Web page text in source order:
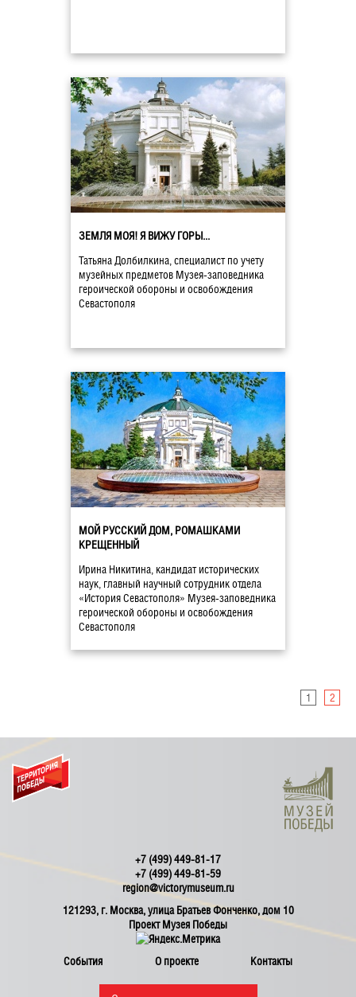
ЗЕМЛЯ МОЯ! Я ВИЖУ ГОРЫ...
Татьяна Долбилкина, специалист по учету
музейных предметов Музея-заповедника
героической обороны и освобождения
Севастополя
МОЙ РУССКИЙ ДОМ, РОМАШКАМИ
КРЕЩЕННЫЙ
Ирина Никитина, кандидат исторических
наук, главный научный сотрудник отдела
«История Севастополя» Музея-заповедника
героической обороны и освобождения
Севастополя
1 2
События О проекте Контакты
+7 (499) 449-81-17
+7 (499) 449-81-59
region@victorymuseum.ru
121293, г. Москва, улица Братьев Фонченко, дом 10
Проект Музея Победы